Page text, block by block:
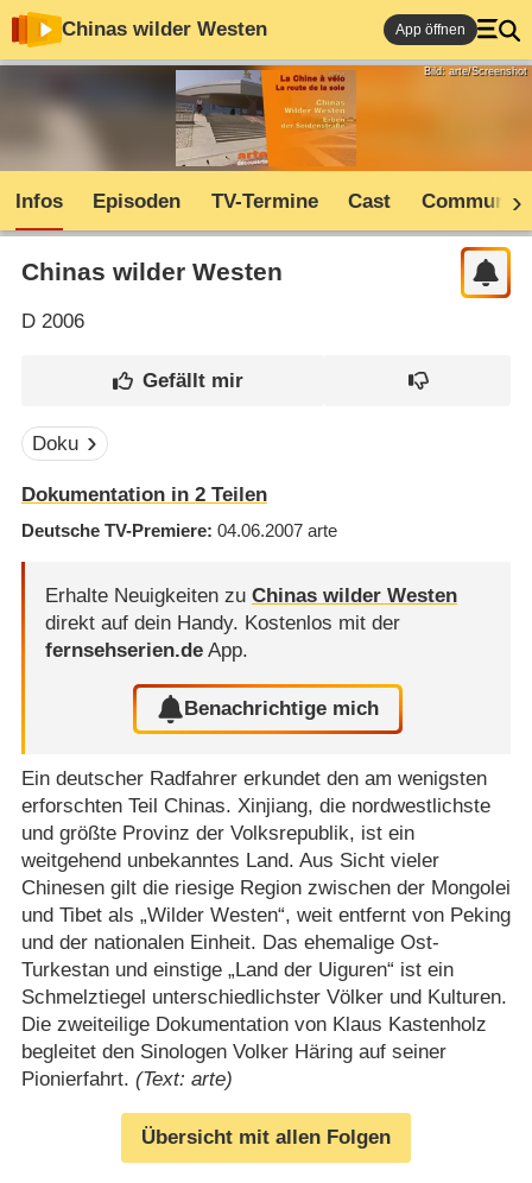
Chinas wilder Westen App öffnen
Bild: arte/Screenshot
Infos Episoden TV-Termine Cast Community
Chinas wilder Westen
D2006
Doku
Dokumentation in 2 Teilen
Deutsche TV-Premiere 04.06.2007 arte
Erhalte Neuigkeiten zu Chinas wilder Westen
direkt auf dein Handy. Kostenlos mit der
fernsehserien.deApp.
Benachrichtige mich
Ein deutscher Radfahrer erkundet den am wenigsten
erforschten Teil Chinas. Xinjiang, die nordwestlichste
und größte Provinz der Volksrepublik, ist ein
weitgehend unbekanntes Land. Aus Sicht vieler
Chinesen gilt die riesige Region zwischen der Mongolei
und Tibet als „Wilder Westen“, weit entfernt von Peking
und der nationalen Einheit. Das ehemalige Ost-
Turkestan und einstige „Land der Uiguren“ ist ein
Schmelztiegel unterschiedlichster Völker und Kulturen.
Die zweiteilige Dokumentation von Klaus Kastenholz
begleitet den Sinologen Volker Häring auf seiner
Pionierfahrt. (Text: arte)
Übersicht mit allen Folgen